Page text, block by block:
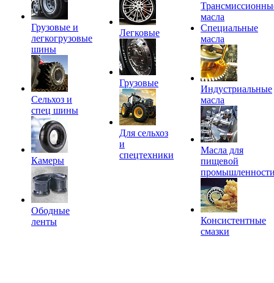
Грузовые и
легкогрузовые
шины
Сельхоз и
спец шины
Камеры
Ободные
ленты
Легковые
Грузовые
Для сельхоз
и
спецтехники
масла
Специальные
масла
Индустриальные
масла
Масла для
пищевой
Консистентные
смазки